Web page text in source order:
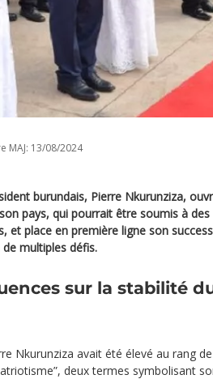
MAJ: 13/08/2024
burundais, Pierre Nkurunziza,
pays, qui pourrait être soumis à
et place en première ligne son
multiples défis.
sur la stabilité
Nkurunziza avait été élevé au rang de
deux termes symbolisant